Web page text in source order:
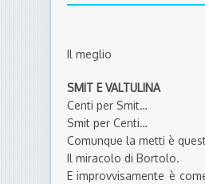
Il meglio
SMIT E VALTULINA
Centi per Smit…
Smit per Centi…
Comunque la metti è
Il miracolo di Bortolo.
E improvvisamente è